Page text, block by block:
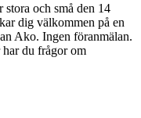
och små den 14
dig välkommen på en
Ako. Ingen föranmälan.
har du frågor om